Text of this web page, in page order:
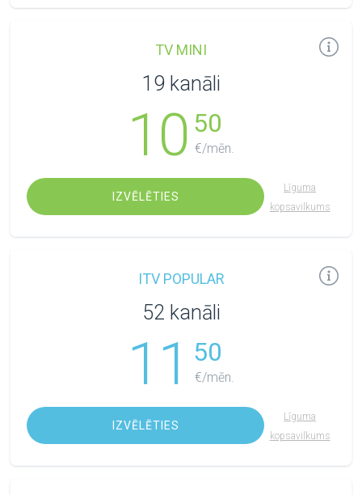
TV MINI
19 kanāli
10 50
€/mēn.
IZVĒLĒTIES
Līguma
kopsavilkums
ITV POPULAR
52 kanāli
11 50
€/mēn.
IZVĒLĒTIES
Līguma
kopsavilkums